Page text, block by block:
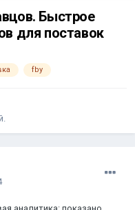
Быстрое
для поставок
fby